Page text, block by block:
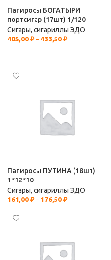
Папиросы БОГАТЫРИ
портсигар (17шт) 1/120
Сигары, сигариллы ЭДО
405,00₽– 433,50₽
Папиросы ПУТИНА (18шт)
1*12*10
Сигары, сигариллы ЭДО
161,00₽– 176,50₽